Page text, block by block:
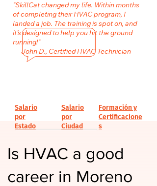
"SkillCat changed my life. Within months
of completing their HVAC program, I
landed a job. The training is spot on, and
it’s designed to help you hit the ground
running!"
— John D., Certified HVAC Technician
Is HVAC a good
career in Moreno
Salario
por
Estado
Salario
por
Ciudad
Formación y
Certificacione
s